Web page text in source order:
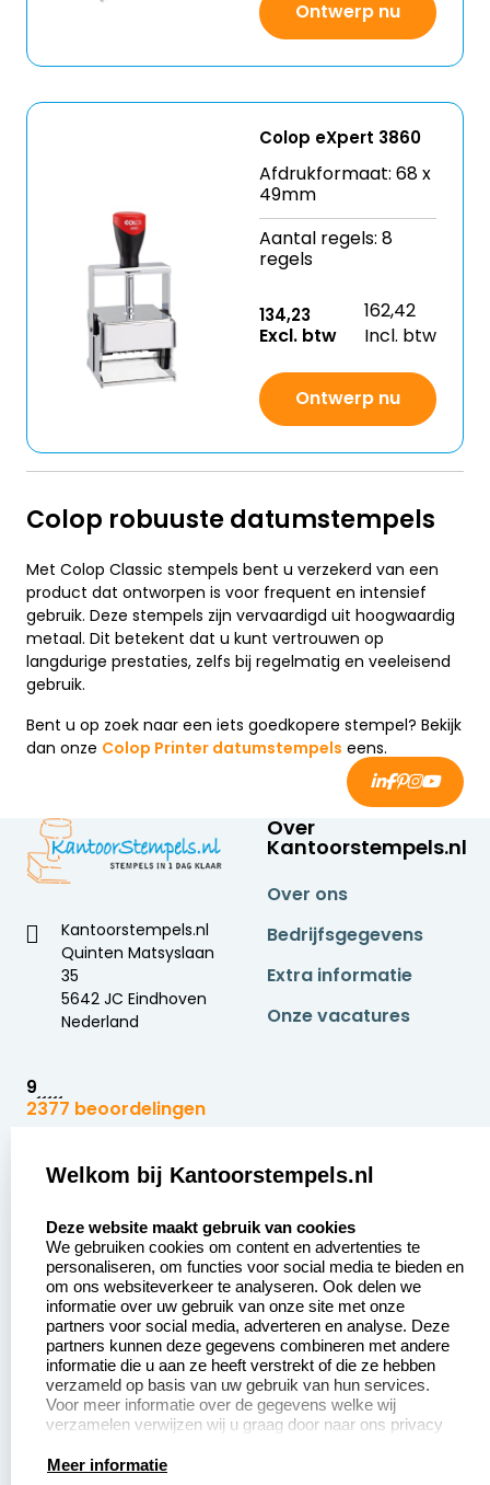
Ontwerp nu
Colop eXpert 3860
Afdrukformaat: 68 x
49mm
Aantal regels: 8
regels
134,23
Excl. btw
162,42
Incl. btw
Ontwerp nu
Colop robuuste datumstempels
Met Colop Classic stempels bent u verzekerd van een
product dat ontworpen is voor frequent en intensief
gebruik. Deze stempels zijn vervaardigd uit hoogwaardig
metaal. Dit betekent dat u kunt vertrouwen op
langdurige prestaties, zelfs bij regelmatig en veeleisend
gebruik.
Bent u op zoek naar een iets goedkopere stempel? Bekijk
dan onze Colop Printer datumstempels eens.
Kantoorstempels.nl
Quinten Matsyslaan
35
5642 JC Eindhoven
Nederland
9
2377 beoordelingen
Over
Kantoorstempels.nl
Over ons
Bedrijfsgegevens
Extra informatie
Onze vacatures
Zakelijk:
Aanvraag op maat
Betaling &
Verzending
Wederverkoper
worden
Sale
Klantenservice:
Contact opnemen
Veel gestelde vragen
Retourneren
Herroepingsrecht
Productinformatie:
Welkom bij Kantoorstempels.nl
Deze website maakt gebruik van cookies
We gebruiken cookies om content en advertenties te
personaliseren, om functies voor social media te bieden en
om ons websiteverkeer te analyseren. Ook delen we
informatie over uw gebruik van onze site met onze
partners voor social media, adverteren en analyse. Deze
partners kunnen deze gegevens combineren met andere
informatie die u aan ze heeft verstrekt of die ze hebben
verzameld op basis van uw gebruik van hun services.
Voor meer informatie over de gegevens welke wij
verzamelen verwijzen wij u graag door naar ons privacy
Meer informatie